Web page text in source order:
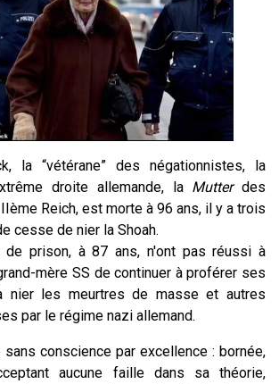
la “vétérane” des négationnistes, la
droite allemande, la Mutterdes
ème Reich, est morte à 96 ans, il y a trois
cesse de nier la Shoah.
de prison, à 87 ans, n'ont pas réussi à
mère SS de continuer à proférer ses
nier les meurtres de masse et autres
par le régime nazi allemand.
sans conscience par excellence : bornée,
aucune faille dans sa théorie,